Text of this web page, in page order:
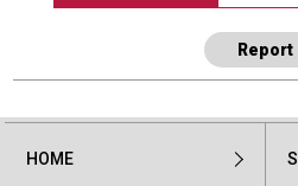
Report
HOME